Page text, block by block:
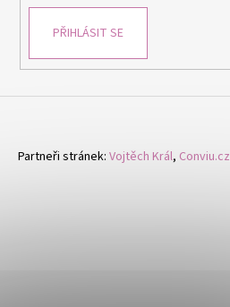
PŘIHLÁSIT SE
Partneři stránek: Vojtěch Král, Conviu.cz